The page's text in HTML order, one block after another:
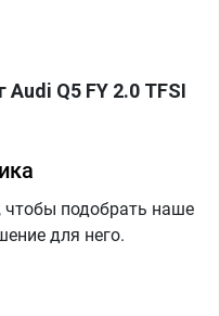
Q5 FY 2.0 TFSI
подобрать наше
для него.